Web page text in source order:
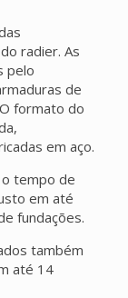
radier. As
pelo
de
formato do
em aço.
tempo de
em até
fundações.
também
até 14